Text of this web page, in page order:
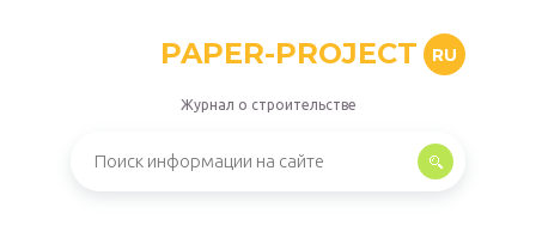
PAPER-PROJECT RU
Журнал о строительстве